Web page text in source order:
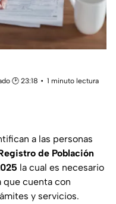
🕑 23:18
1 minuto lectura
a las personas
de Población
la cual es necesario
que cuenta con
y servicios.